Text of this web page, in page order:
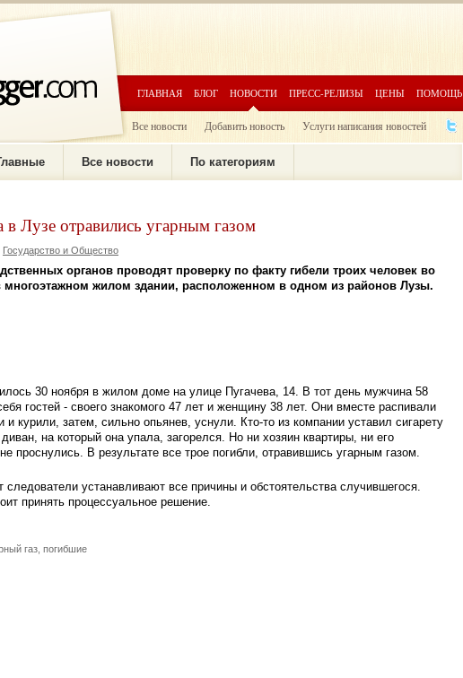
ГЛАВНАЯ БЛОГ НОВОСТИ ПРЕСС-РЕЛИЗЫ ЦЕНЫ ПОМОЩЬ
Все новости Добавить новость Услуги написания новостей
Все новости По категориям
в Лузе отравились угарным газом
Государство и Общество
органов проводят проверку по факту гибели троих человек во
жилом здании, расположенном в одном из районов Лузы.
30 ноября в жилом доме на улице Пугачева, 14. В тот день мужчина 58
гостей - своего знакомого 47 лет и женщину 38 лет. Они вместе распивали
и курили, затем, сильно опьянев, уснули. Кто-то из компании уставил сигарету
на который она упала, загорелся. Но ни хозяин квартиры, ни его
проснулись. В результате все трое погибли, отравившись угарным газом.
устанавливают все причины и обстоятельства случившегося.
принять процессуальное решение.
газ, погибшие